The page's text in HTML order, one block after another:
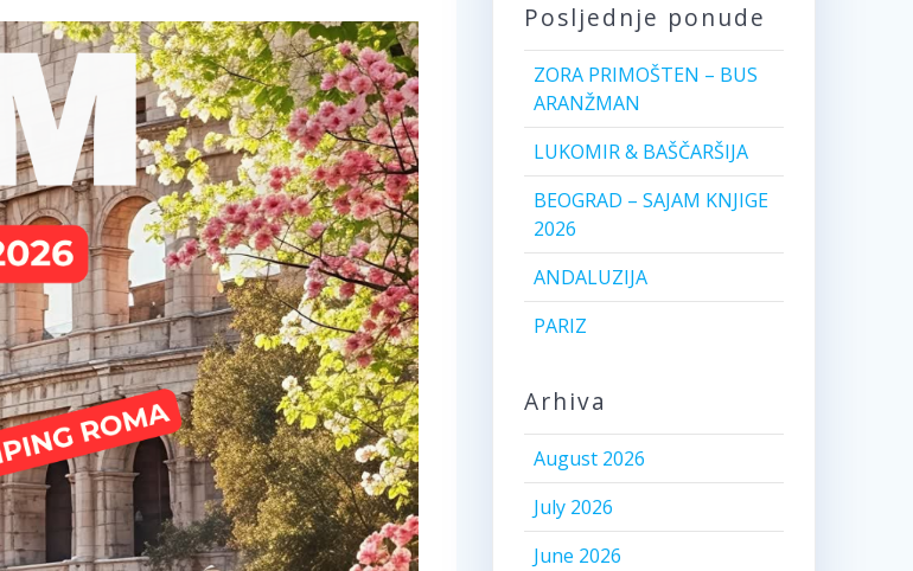
Posljednje ponude
ZORA PRIMOŠTEN – BUS
ARANŽMAN
LUKOMIR & BAŠČARŠIJA
BEOGRAD – SAJAM KNJIGE
2026
ANDALUZIJA
PARIZ
Arhiva
August 2026
July 2026
June 2026